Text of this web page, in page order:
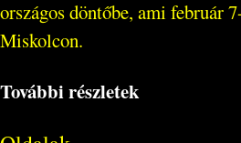
országos döntőbe, ami február
Miskolcon.
További részletek